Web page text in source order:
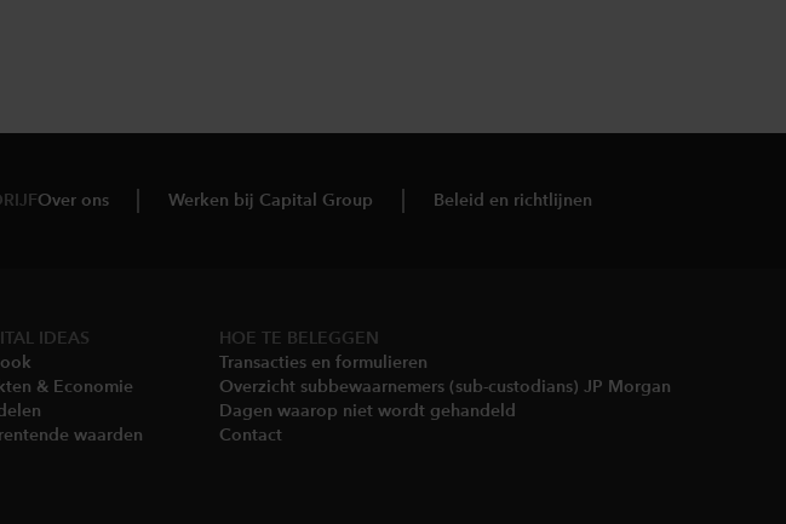
Over ons Werken bij Capital Group Beleid en richtlijnen
IDEAS
& Economie​
waarden
HOE TE BELEGGEN
Transacties en formulieren
Overzicht subbewaarnemers (sub-custodians) JP Morgan
Dagen waarop niet wordt gehandeld​
Contact